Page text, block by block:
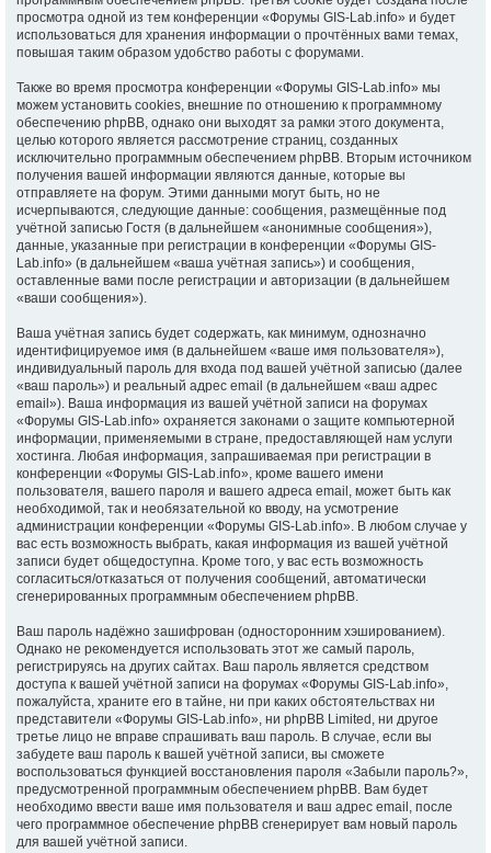
просмотра одной из тем конференции «Форумы GIS-Lab.info» и будет
использоваться для хранения информации о прочтённых вами темах,
повышая таким образом удобство работы с форумами.
Также во время просмотра конференции «Форумы GIS-Lab.info» мы
можем установить cookies, внешние по отношению к программному
обеспечению phpBB, однако они выходят за рамки этого документа,
целью которого является рассмотрение страниц, созданных
исключительно программным обеспечением phpBB. Вторым источником
получения вашей информации являются данные, которые вы
отправляете на форум. Этими данными могут быть, но не
исчерпываются, следующие данные: сообщения, размещённые под
учётной записью Гостя (в дальнейшем «анонимные сообщения»),
данные, указанные при регистрации в конференции «Форумы GIS-
Lab.info» (в дальнейшем «ваша учётная запись») и сообщения,
оставленные вами после регистрации и авторизации (в дальнейшем
«ваши сообщения»).
Ваша учётная запись будет содержать, как минимум, однозначно
идентифицируемое имя (в дальнейшем «ваше имя пользователя»),
индивидуальный пароль для входа под вашей учётной записью (далее
«ваш пароль») и реальный адрес email (в дальнейшем «ваш адрес
email»). Ваша информация из вашей учётной записи на форумах
«Форумы GIS-Lab.info» охраняется законами о защите компьютерной
информации, применяемыми в стране, предоставляющей нам услуги
хостинга. Любая информация, запрашиваемая при регистрации в
конференции «Форумы GIS-Lab.info», кроме вашего имени
пользователя, вашего пароля и вашего адреса email, может быть как
необходимой, так и необязательной ко вводу, на усмотрение
администрации конференции «Форумы GIS-Lab.info». В любом случае у
вас есть возможность выбрать, какая информация из вашей учётной
записи будет общедоступна. Кроме того, у вас есть возможность
согласиться/отказаться от получения сообщений, автоматически
сгенерированных программным обеспечением phpBB.
Ваш пароль надёжно зашифрован (односторонним хэшированием).
Однако не рекомендуется использовать этот же самый пароль,
регистрируясь на других сайтах. Ваш пароль является средством
доступа к вашей учётной записи на форумах «Форумы GIS-Lab.info»,
пожалуйста, храните его в тайне, ни при каких обстоятельствах ни
представители «Форумы GIS-Lab.info», ни phpBB Limited, ни другое
третье лицо не вправе спрашивать ваш пароль. В случае, если вы
забудете ваш пароль к вашей учётной записи, вы сможете
воспользоваться функцией восстановления пароля «Забыли пароль?»,
предусмотренной программным обеспечением phpBB. Вам будет
необходимо ввести ваше имя пользователя и ваш адрес email, после
чего программное обеспечение phpBB сгенерирует вам новый пароль
для вашей учётной записи.